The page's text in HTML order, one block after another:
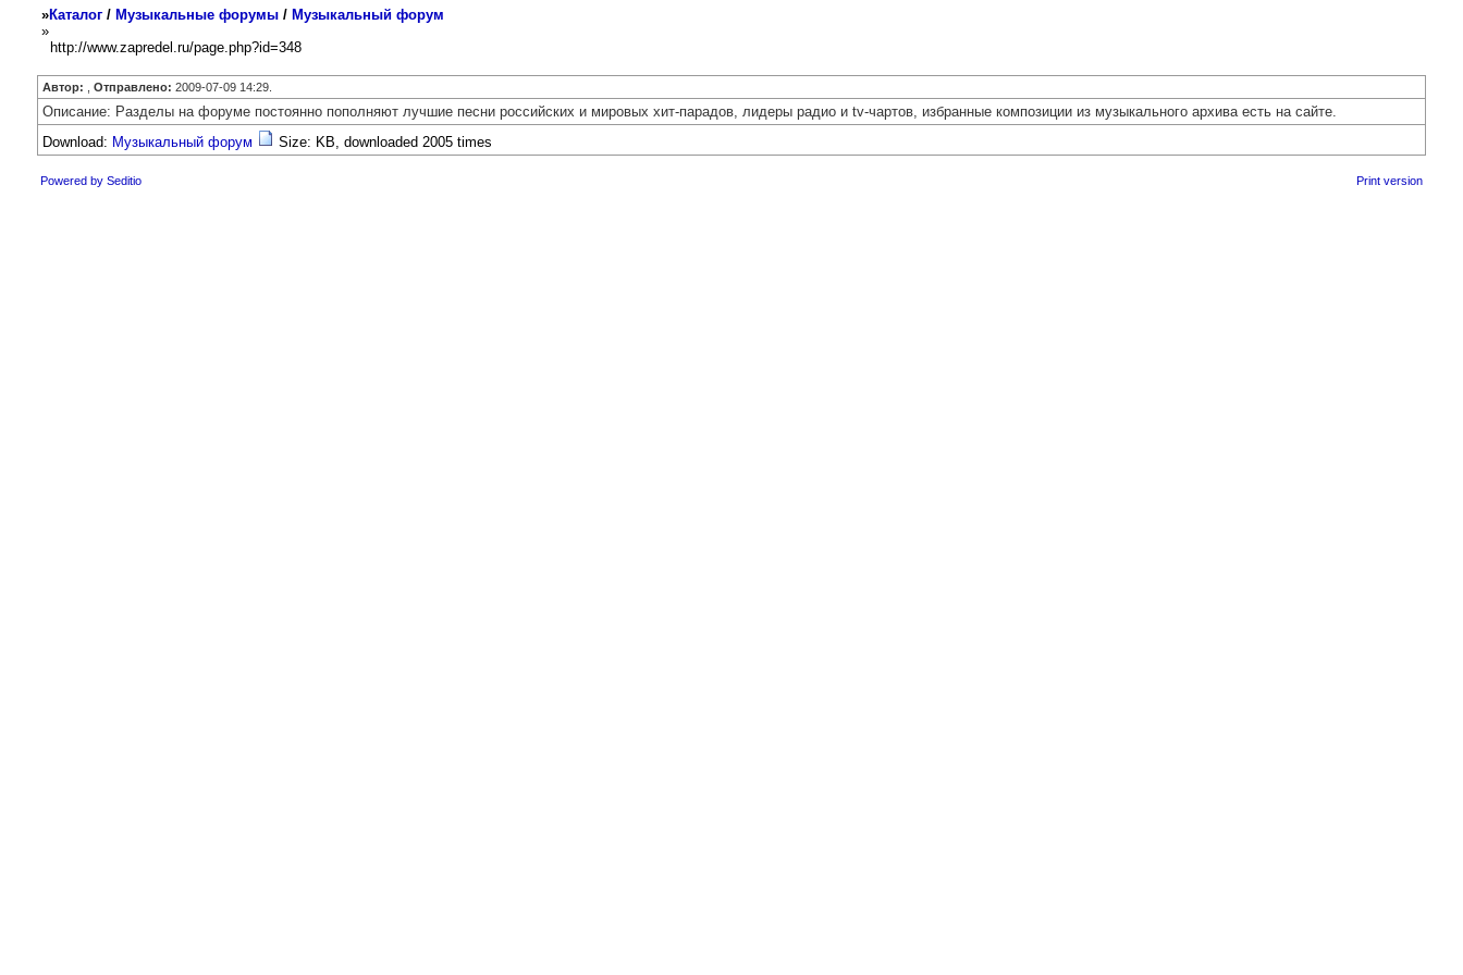
»Каталог / Музыкальные форумы / Музыкальный форум
»
http://www.zapredel.ru/page.php?id=348
Автор: Отправлено: 2009-07-09 14:29.
Описание: Разделы на форуме постоянно пополняют лучшие песни российских и мировых хит-парадов, лидеры радио и tv-чартов, избранные композиции из музыкального архива есть на сайте.
Download: Музыкальный форум Size: KB, downloaded 2005 times
Powered by Seditio Print version